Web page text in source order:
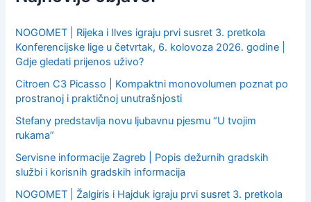
o
:NOGOMET | Rijeka i Ilves igraju prvi susret 3. pretkola
Konferencijske lige u četvrtak, 6. kolovoza 2026. godine |
Gdje gledati prijenos uživo?
Citroen C3 Picasso | Kompaktni monovolumen poznat po
prostranoj i praktičnoj unutrašnjosti
Stefany predstavlja novu ljubavnu pjesmu “U tvojim
rukama”
Servisne informacije Zagreb | Popis dežurnih gradskih
službi i korisnih gradskih informacija
NOGOMET | Žalgiris i Hajduk igraju prvi susret 3. pretkola